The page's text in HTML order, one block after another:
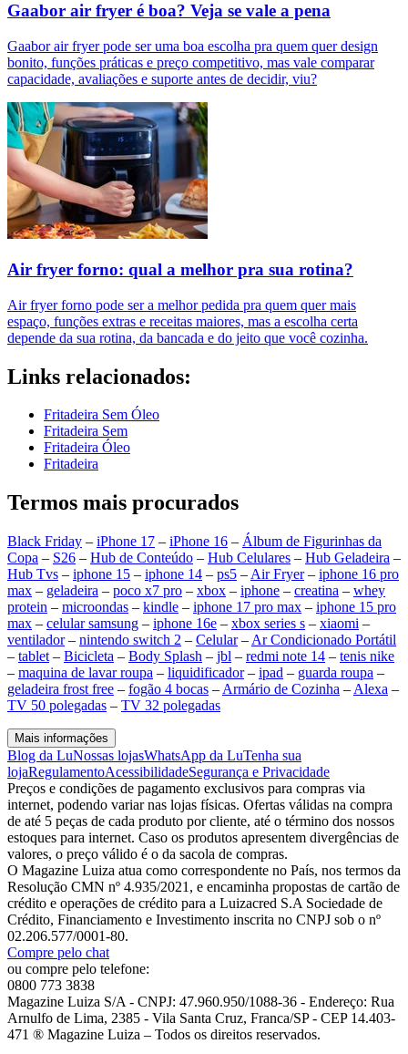
Gaabor air fryer é boa? Veja se vale a pena
Gaabor air fryer pode ser uma boa escolha pra quem quer design
bonito, funções práticas e preço competitivo, mas vale comparar
capacidade, avaliações e suporte antes de decidir, viu?
Air fryer forno: qual a melhor pra sua rotina?
Air fryer forno pode ser a melhor pedida pra quem quer mais
espaço, funções extras e receitas maiores, mas a escolha certa
depende da sua rotina, da bancada e do jeito que você cozinha.
Links relacionados:
Fritadeira Sem Óleo
Fritadeira Sem
Fritadeira Óleo
Fritadeira
Termos mais procurados
Black Friday – iPhone 17 – iPhone 16 – Álbum de Figurinhas da
Copa – S26 – Hub de Conteúdo – Hub Celulares – Hub Geladeira –
Hub Tvs – iphone 15 – iphone 14 – ps5 – Air Fryer– iphone 16 pro
max – geladeira – poco x7 pro – xbox – iphone – creatina – whey
protein – microondas – kindle – iphone 17 pro max – iphone 15 pro
max – celular samsung – iphone 16e – xbox series s – xiaomi –
ventilador– nintendo switch 2 – Celular– Ar Condicionado Portátil
– tablet – Bicicleta – Body Splash – jbl – redmi note 14 – tenis nike
– maquina de lavar roupa – liquidificador– ipad – guarda roupa –
geladeira frost free – fogão 4 bocas – Armário de Cozinha – Alexa –
TV 50 polegadas – TV 32 polegadas
Mais informações
Blog da LuNossas lojasWhatsApp da LuTenha sua
lojaRegulamentoAcessibilidadeSegurança e Privacidade
Preços e condições de pagamento exclusivos para compras via
internet, podendo variar nas lojas físicas. Ofertas válidas na compra
de até 5 peças de cada produto por cliente, até o término dos nossos
estoques para internet. Caso os produtos apresentem divergências de
valores, o preço válido é o da sacola de compras.
O Magazine Luiza atua como correspondente no País, nos termos da
Resolução CMN nº 4.935/2021, e encaminha propostas de cartão de
crédito e operações de crédito para a Luizacred S.A Sociedade de
Crédito, Financiamento e Investimento inscrita no CNPJ sob o nº
02.206.577/0001-80.
Compre pelo chat
ou compre pelo telefone:
0800 773 3838
Magazine Luiza S/A - CNPJ: 47.960.950/1088-36 - Endereço: Rua
Arnulfo de Lima, 2385 - Vila Santa Cruz, Franca/SP - CEP 14.403-
471 ® Magazine Luiza – Todos os direitos reservados.